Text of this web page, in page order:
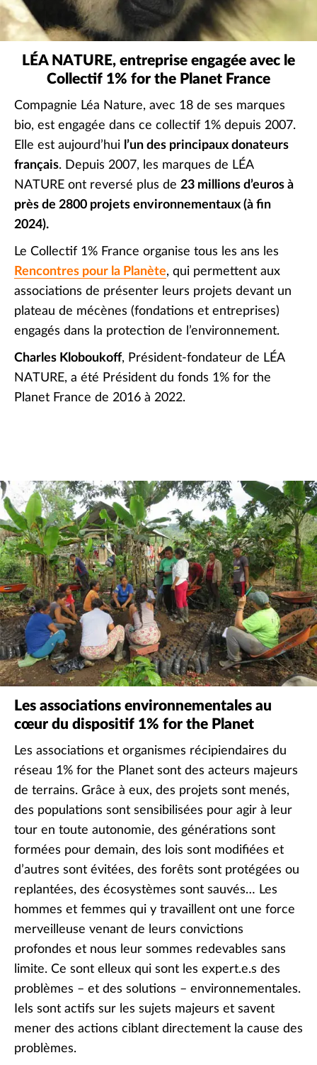
LÉA NATURE, entreprise engagée avec le
Collectif 1% for the Planet France
Compagnie Léa Nature, avec 18 de ses marques
bio, est engagée dans ce collectif 1% depuis 2007.
Elle est aujourd’hui
l’un des principaux donateurs
français. Depuis 2007, les marques de LÉA
NATURE ont reversé plus de 23 millions d’euros à
près de 2800 projets environnementaux (à fin
2024).
Le Collectif 1% France organise tous les ans les
Rencontres pour la Planète, qui permettent aux
associations de présenter leurs projets devant un
plateau de mécènes (fondations et entreprises)
engagés dans la protection de l’environnement.
Charles Kloboukoff, Président-fondateur de LÉA
NATURE, a été Président du fonds 1% for the
Planet France de 2016 à 2022.
Les associations environnementales au
cœur du dispositif 1% for the Planet
Les associations et organismes récipiendaires du
réseau 1% for the Planet sont des acteurs majeurs
de terrains. Grâce à eux, des projets sont menés,
des populations sont sensibilisées pour agir à leur
tour en toute autonomie, des générations sont
formées pour demain, des lois sont modifiées et
d’autres sont évitées, des forêts sont protégées ou
replantées, des écosystèmes sont sauvés… Les
hommes et femmes qui y travaillent ont une force
merveilleuse venant de leurs convictions
profondes et nous leur sommes redevables sans
limite. Ce sont elleux qui sont les expert.e.s des
problèmes – et des solutions – environnementales.
Iels sont actifs sur les sujets majeurs et savent
mener des actions ciblant directement la cause des
problèmes.